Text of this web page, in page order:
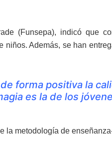
(Funsepa), indicó que
Además, se han
forma positiva la
es la de los
la metodología de